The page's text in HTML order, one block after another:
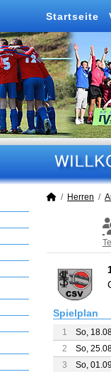
Startseite
Herren
Spielplan
1 So,
2
So,
3
So,